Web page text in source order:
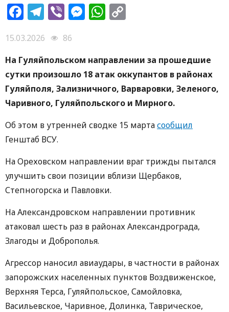
Facebook
Telegram
ViberMessenger
WhatsApp
15.03.2026
86
На Гуляйпольском направлении за прошедшие
сутки произошло 18 атак оккупантов в районах
Гуляйполя, Зализничного, Варваровки, Зеленого,
Чаривного, Гуляйпольского и Мирного.
Об этом в утренней сводке 15 мартасообщил
Генштаб ВСУ.
На Ореховском направлении враг трижды пытался
улучшить свои позиции вблизи Щербаков,
Степногорска и Павловки.
На Александровском направлении противник
атаковал шесть раз в районах Александрограда,
Злагоды и Доброполья.
Агрессор наносил авиаудары, в частности в районах
запорожских населенных пунктов Воздвиженское,
Верхняя Терса, Гуляйпольское, Самойловка,
Васильевское, Чаривное, Долинка, Таврическое,